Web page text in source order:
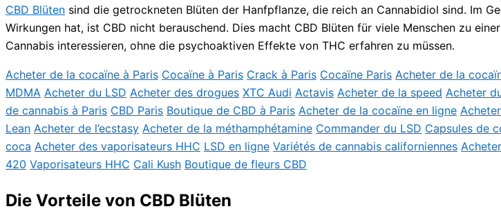
CBD Blüten sind die getrockneten Blüten der Hanfpflanze, die reich an Cannabidiol sind. Im
Wirkungen hat, ist CBD nicht berauschend. Dies macht CBD Blüten für viele Menschen zu
Cannabis interessieren, ohne die psychoaktiven Effekte von THC erfahren zu müssen.
Acheter de la cocaïne à Paris Cocaïne à Paris Crack à Paris Cocaïne Paris Acheter de la
MDMA Acheter du LSD Acheter des drogues XTC Audi Actavis Acheter de la speed Acheter
de cannabis à Paris CBD Paris Boutique de CBD à Paris Acheter de la cocaïne en ligne
Lean Acheter de l’ecstasy Acheter de la méthamphétamine Commander du LSD Capsules de
coca Acheter des vaporisateurs HHC LSD en ligne Variétés de cannabis californiennes
420 Vaporisateurs HHC Cali Kush Boutique de fleurs CBD
Die Vorteile von CBD Blüten